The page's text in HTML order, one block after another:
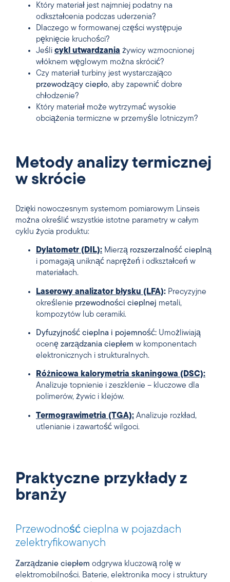
Który materiał jest najmniej podatny na
odkształcenia podczas uderzenia?
Dlaczego w formowanej części występuje
pęknięcie kruchości?
Jeśli cykl utwardzania żywicy wzmocnionej
włóknem węglowym można skrócić?
Czy materiał turbiny jest wystarczająco
przewodzący ciepło, aby zapewnić dobre
chłodzenie?
Który materiał może wytrzymać wysokie
obciążenia termiczne w przemyśle lotniczym?
Metody analizy termicznej
w skrócie
Dzięki nowoczesnym systemom pomiarowym Linseis
można określić wszystkie istotne parametry w całym
cyklu życia produktu:
Dylatometr (DIL): Mierzą rozszerzalność cieplną
i pomagają uniknąć naprężeń i odkształceń w
materiałach.
Laserowy analizator błysku (LFA): Precyzyjne
określenie przewodności cieplnej metali,
kompozytów lub ceramiki.
Dyfuzyjność cieplna i pojemność: Umożliwiają
ocenę zarządzania ciepłem w komponentach
elektronicznych i strukturalnych.
Różnicowa kalorymetria skaningowa (DSC):
Analizuje topnienie i zeszklenie – kluczowe dla
polimerów, żywic i klejów.
Termograwimetria (TGA): Analizuje rozkład,
utlenianie i zawartość wilgoci.
Praktyczne przykłady z
branży
Przewodność cieplna w pojazdach
zelektryfikowanych
Zarządzanie ciepłem odgrywa kluczową rolę w
elektromobilności. Baterie, elektronika mocy i struktury